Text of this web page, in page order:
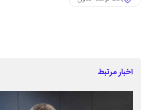
اخبار مرتبط